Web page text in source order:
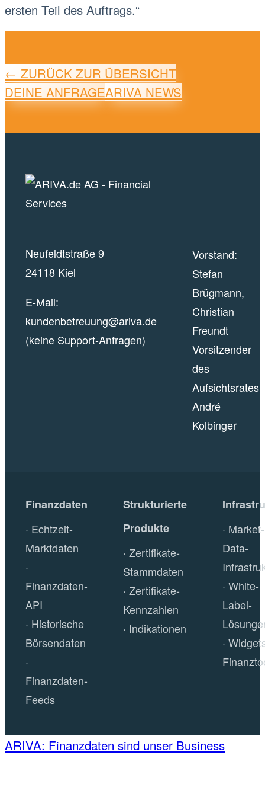
ersten Teil des Auftrags.“
← ZURÜCK ZUR ÜBERSICHT
DEINE ANFRAGEARIVA NEWS
Neufeldtstraße 9
24118 Kiel
E-Mail:
kundenbetreuung@ariva.de
(keine Support-Anfragen)
Vorstand:
Stefan
Brügmann,
Christian
Freundt
Vorsitzender
des
Aufsichtsrates:
André
Kolbinger
Finanzdaten
Echtzeit-
Marktdaten
Finanzdaten-
API
Historische
Börsendaten
Finanzdaten-
Feeds
Strukturierte
Produkte
Zertifikate-
Stammdaten
Zertifikate-
Kennzahlen
Indikationen
Market-
Data-
White-
Label-
ARIVA: Finanzdaten sind unser Business